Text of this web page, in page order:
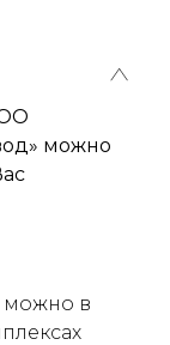
можно
можно в